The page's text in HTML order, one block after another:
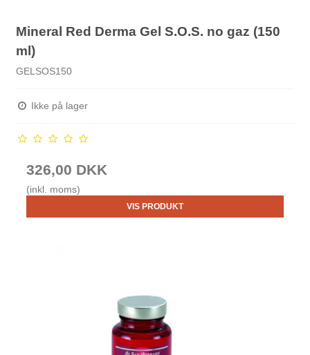
Mineral Red Derma Gel S.O.S. no gaz (150
ml)
GELSOS150
Ikke på lager
326,00 DKK
(inkl. moms)
VIS PRODUKT